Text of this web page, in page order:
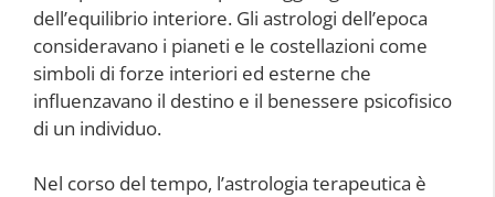
dell’equilibrio interiore. Gli astrologi dell’epoca
consideravano i pianeti e le costellazioni come
simboli di forze interiori ed esterne che
influenzavano il destino e il benessere psicofisico
di un individuo.
Nel corso del tempo, l’astrologia terapeutica è